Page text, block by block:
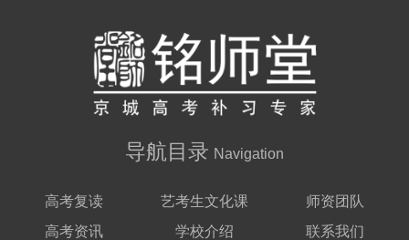
导航目录 Navigation
高考复读 艺考生文化课
师资团队
高考资讯
学校介绍 联系我们